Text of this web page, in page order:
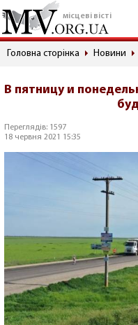
місцеві вісті
Головна сторінка Новини
В пятницу и
Переглядів: 1597
18 червня 2021 15:35